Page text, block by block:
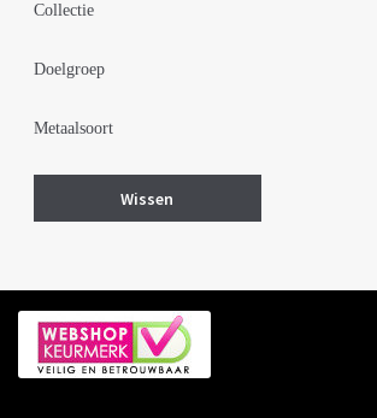
Collectie
Doelgroep
Metaalsoort
Wissen